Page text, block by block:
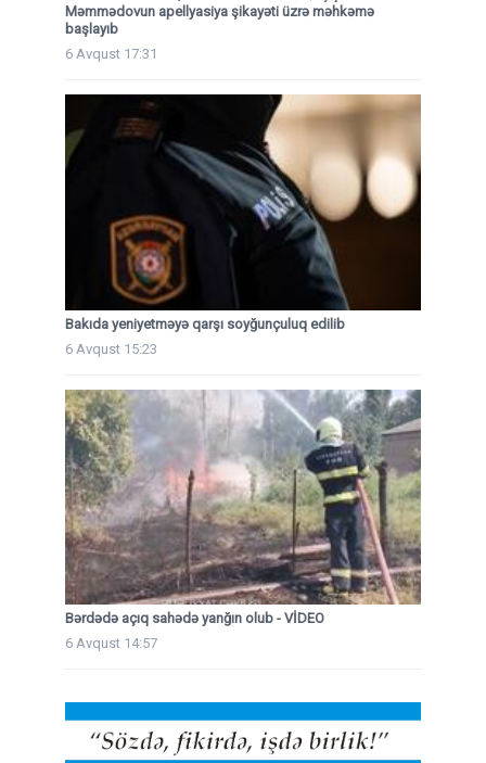
Məmmədovun apellyasiya şikayəti üzrə məhkəmə
başlayıb
6 Avqust 17:31
Bakıda yeniyetməyə qarşı soyğunçuluq edilib
6 Avqust 15:23
Bərdədə açıq sahədə yanğın olub - VİDEO
6 Avqust 14:57